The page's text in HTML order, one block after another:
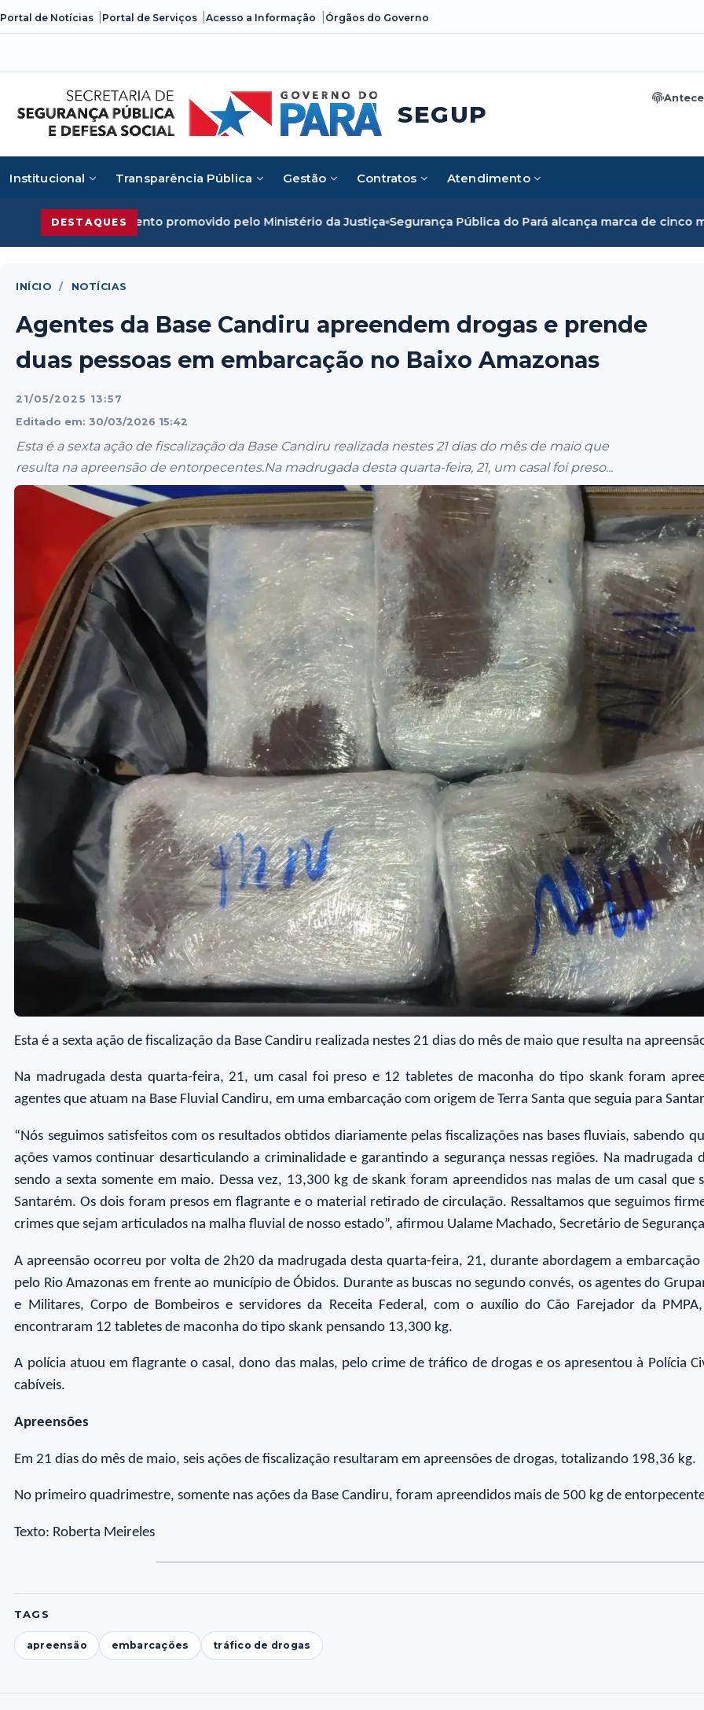
Portal de Notícias Portal de Serviços Acesso a Informação Órgãos do Governo
SEGUP
Institucional Transparência Pública Gestão Contratos Atendimento
DESTAQUES
promovido pelo Ministério da Justiça Segurança Pública do Pará alcança marca de cinco mil mulheres e
INÍCIO / NOTÍCIAS
Agentes da Base Candiru apreendem drogas e prende
duas pessoas em embarcação no Baixo Amazonas
21/05/2025 13:57
Editado em: 30/03/2026 15:42
Esta é a sexta ação de fiscalização da Base Candiru realizada nestes 21 dias do mês de maio que
resulta na apreensão de entorpecentes.Na madrugada desta quarta-feira, 21, um casal foi preso...
Esta é a sexta ação de fiscalização da Base Candiru realizada nestes 21 dias do mês de maio que resulta na
Na madrugada desta quarta-feira, 21, um casal foi preso e 12 tabletes de maconha do tipo skank foram
agentes que atuam na Base Fluvial Candiru, em uma embarcação com origem de Terra Santa que seguia para
“Nós seguimos satisfeitos com os resultados obtidos diariamente pelas fiscalizações nas bases fluviais, sabendo
ações vamos continuar desarticulando a criminalidade e garantindo a segurança nessas regiões. Na madrugada
sendo a sexta somente em maio. Dessa vez, 13,300 kg de skank foram apreendidos nas malas de um casal
Santarém. Os dois foram presos em flagrante e o material retirado de circulação. Ressaltamos que seguimos
crimes que sejam articulados na malha fluvial de nosso estado”, afirmou Ualame Machado, Secretário de
A apreensão ocorreu por volta de 2h20 da madrugada desta quarta-feira, 21, durante abordagem a embarcação
pelo Rio Amazonas em frente ao município de Óbidos. Durante as buscas no segundo convés, os agentes do
e Militares, Corpo de Bombeiros e servidores da Receita Federal, com o auxílio do Cão Farejador da
encontraram 12 tabletes de maconha do tipo skank pensando 13,300 kg.
A polícia atuou em flagrante o casal, dono das malas, pelo crime de tráfico de drogas e os apresentou à Polícia
cabíveis.
Apreensões
Em 21 dias do mês de maio, seis ações de fiscalização resultaram em apreensões de drogas, totalizando 198,36 kg.
No primeiro quadrimestre, somente nas ações da Base Candiru, foram apreendidos mais de 500 kg de
Texto: Roberta Meireles
TAGS
apreensão embarcações tráfico de drogas